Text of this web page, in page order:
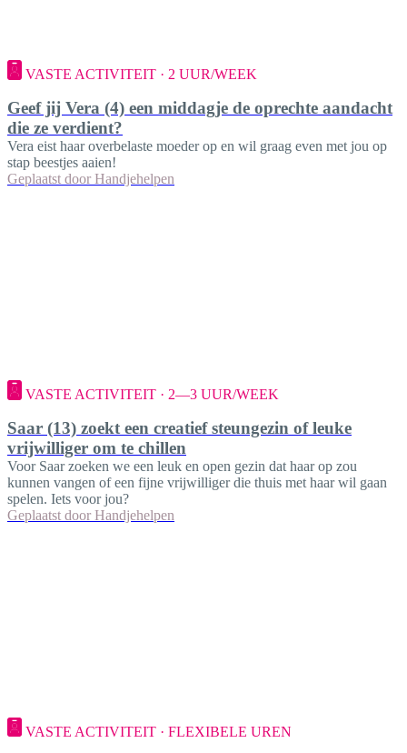
VASTE ACTIVITEIT · 2 UUR/WEEK
Geef jij Vera (4) een middagje de oprechte aandacht
die ze verdient?
Vera eist haar overbelaste moeder op en wil graag even met jou op
stap beestjes aaien!
Geplaatst door Handjehelpen
VASTE ACTIVITEIT · 2—3 UUR/WEEK
Saar (13) zoekt een creatief steungezin of leuke
vrijwilliger om te chillen
Voor Saar zoeken we een leuk en open gezin dat haar op zou
kunnen vangen of een fijne vrijwilliger die thuis met haar wil gaan
spelen. Iets voor jou?
Geplaatst door Handjehelpen
VASTE ACTIVITEIT · FLEXIBELE UREN